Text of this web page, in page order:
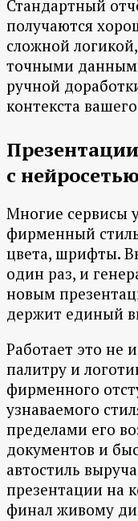
Стандартный
получаются
сложной
точными
ручной
контекста
с нейросетью
Многие сервисы
фирменный
цвета, шрифты.
один раз, и
новым
держит единый
Работает это не
палитру и
фирменного
узнаваемого
пределами его
документов и
автостиль
презентации на
финал живому